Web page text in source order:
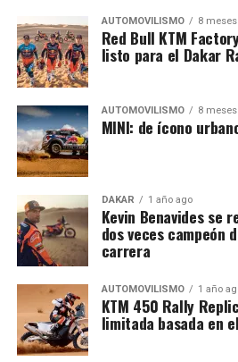
AUTOMOVILISMO 8
Red Bull KTM
listo para el Dakar
AUTOMOVILISMO 8
MINI: de ícono
DAKAR 1 año ago
Kevin Benavides se
dos veces campeón
carrera
AUTOMOVILISMO 1 año
KTM 450 Rally
limitada basada en